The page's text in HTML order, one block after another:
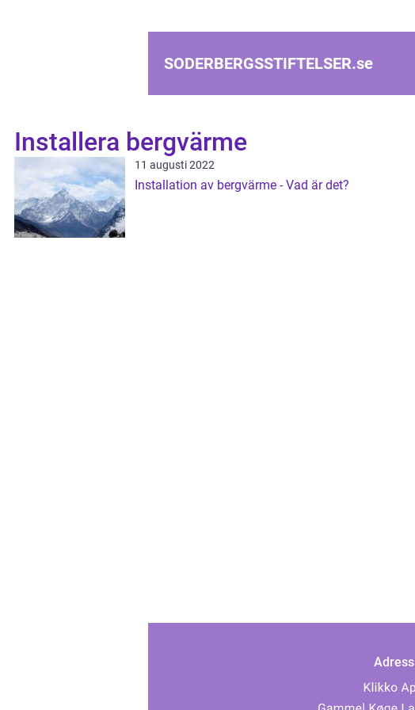
SODERBERGSSTIFTELSER.se
Installera bergvärme
11 augusti 2022
Installation av bergvärme - Vad är det?
Adress